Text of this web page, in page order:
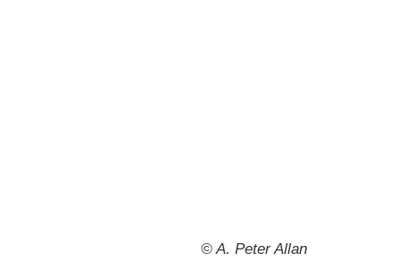
© A. Peter Allan